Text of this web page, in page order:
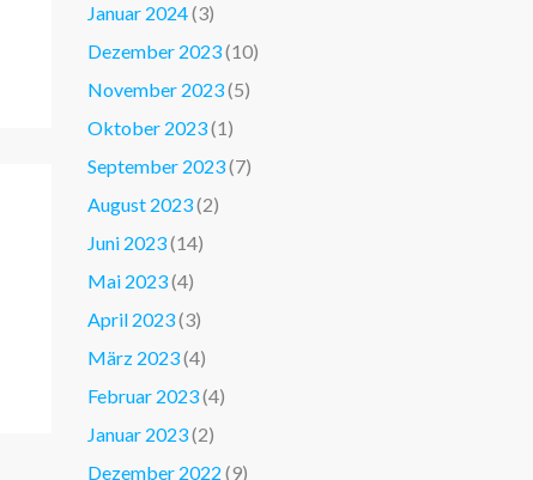
Januar 2024(3)
Dezember 2023(10)
November 2023(5)
Oktober 2023(1)
September 2023(7)
August 2023(2)
Juni 2023(14)
Mai 2023(4)
April 2023(3)
März 2023(4)
Februar 2023(4)
Januar 2023(2)
Dezember 2022 (9)